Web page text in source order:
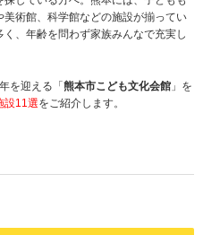
術館、科学館などの施設が揃ってい
、年齢を問わず家族みんなで充実し
を迎える「 熊本市こども文化会館 」を
設11選をご紹介します。